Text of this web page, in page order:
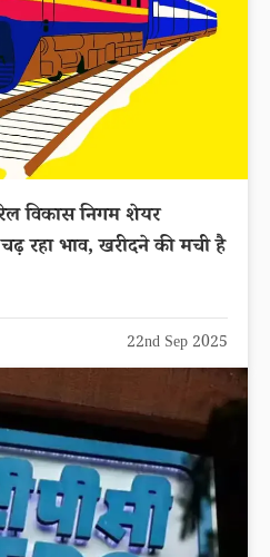
विकास निगम शेयर
रहा भाव, खरीदने की मची है
22nd Sep 2025